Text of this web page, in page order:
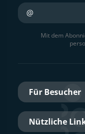
Mit dem
Für Besucher
Nützliche